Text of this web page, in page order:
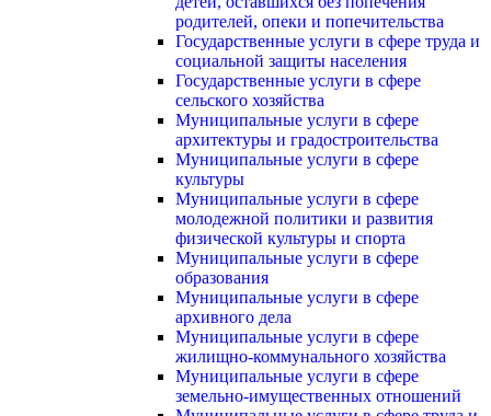
родителей, опеки и попечительства
Государственные услуги в сфере труда и
социальной защиты населения
Государственные услуги в сфере
сельского хозяйства
Муниципальные услуги в сфере
архитектуры и градостроительства
Муниципальные услуги в сфере
культуры
Муниципальные услуги в сфере
молодежной политики и развития
физической культуры и спорта
Муниципальные услуги в сфере
образования
Муниципальные услуги в сфере
архивного дела
Муниципальные услуги в сфере
жилищно-коммунального хозяйства
Муниципальные услуги в сфере
земельно-имущественных отношений